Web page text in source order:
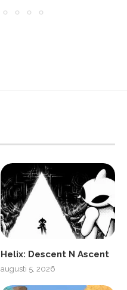
Helix: Descent N Ascent
augusti 5, 2026